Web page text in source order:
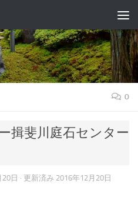
0
揖斐川庭石センター
日 · 更新済み 2016年12月20日